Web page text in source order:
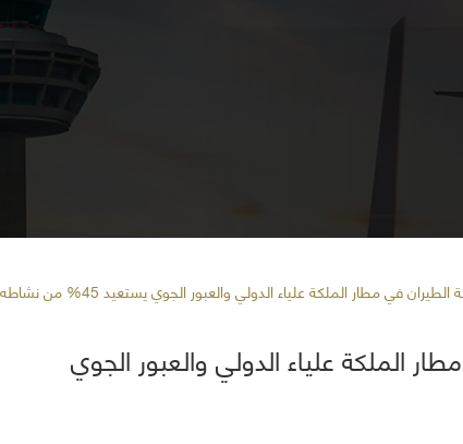
في مطار الملكة علياء الدولي والعبور الجوي يستعيد 45% من نشاطه
الملكة علياء الدولي والعبور الجوي